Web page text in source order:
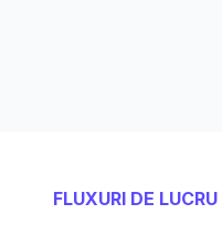
FLUXURI DE